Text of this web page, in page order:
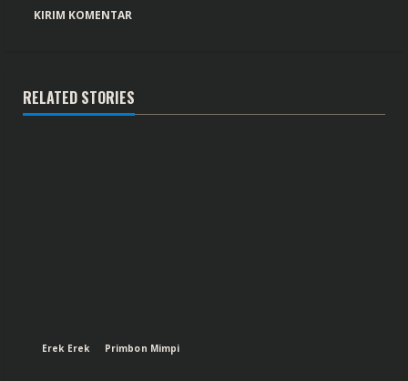
RELATED STORIES
Erek Erek Primbon Mimpi